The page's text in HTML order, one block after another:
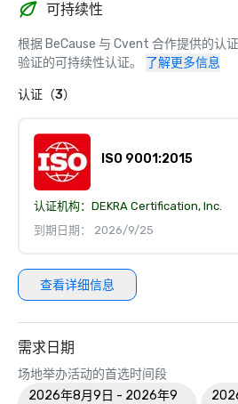
可持续性
根据 BeCause 与 Cvent 合作提供的认
验证的可持续性认证。
了解更多信息
认证（3）
ISO 9001:2015
认证机构： DEKRA Certification, Inc.
到期日期： 2026/9/25
查看详细信息
需求日期
场地举办活动的首选时间段
2026年8月9日 - 2026年9